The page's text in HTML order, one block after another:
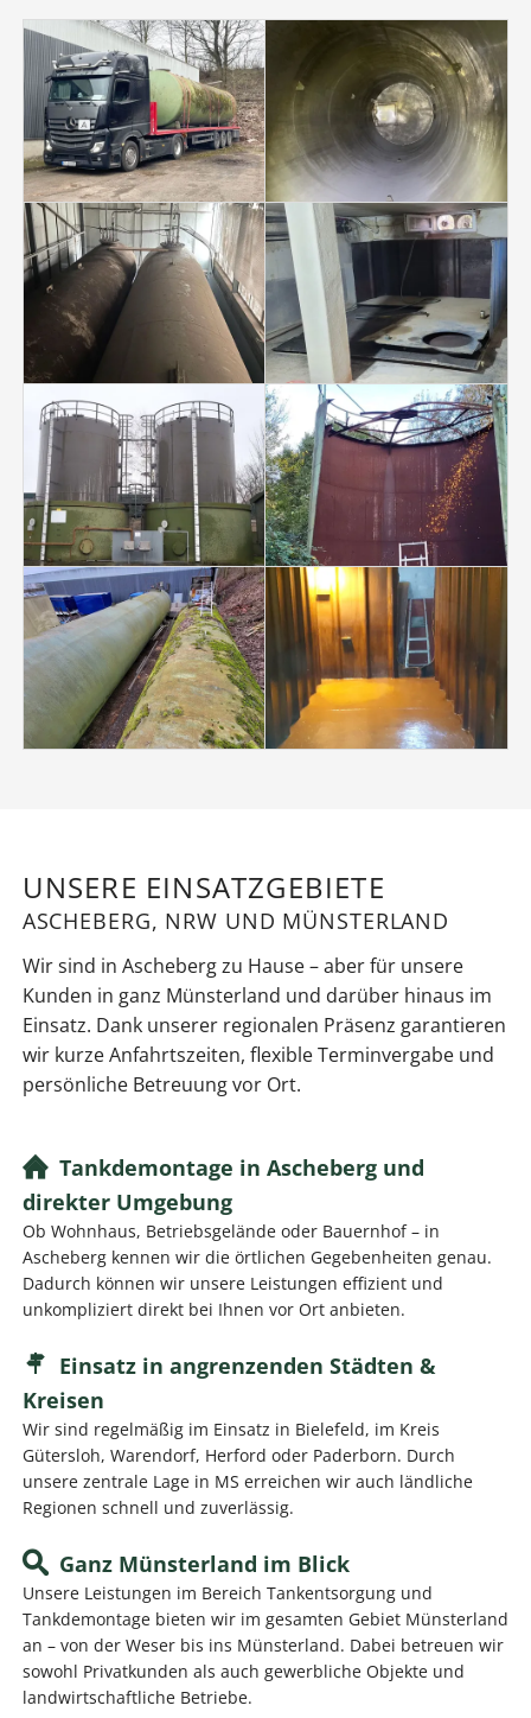
UNSERE EINSATZGEBIETE
ASCHEBERG, NRW UND MÜNSTERLAND
Wir sind in Ascheberg zu Hause – aber für unsere
Kunden in ganz Münsterland und darüber hinaus im
Einsatz. Dank unserer regionalen Präsenz garantieren
wir kurze Anfahrtszeiten, flexible Terminvergabe und
persönliche Betreuung vor Ort.
Tankdemontage in Ascheberg und
direkter Umgebung
Ob Wohnhaus, Betriebsgelände oder Bauernhof – in
Ascheberg kennen wir die örtlichen Gegebenheiten genau.
Dadurch können wir unsere Leistungen effizient und
unkompliziert direkt bei Ihnen vor Ort anbieten.
Einsatz in angrenzenden Städten &
Kreisen
Wir sind regelmäßig im Einsatz in Bielefeld, im Kreis
Gütersloh, Warendorf, Herford oder Paderborn. Durch
unsere zentrale Lage in MS erreichen wir auch ländliche
Regionen schnell und zuverlässig.
Ganz Münsterland im Blick
Unsere Leistungen im Bereich Tankentsorgung und
Tankdemontage bieten wir im gesamten Gebiet Münsterland
an – von der Weser bis ins Münsterland. Dabei betreuen wir
sowohl Privatkunden als auch gewerbliche Objekte und
landwirtschaftliche Betriebe.